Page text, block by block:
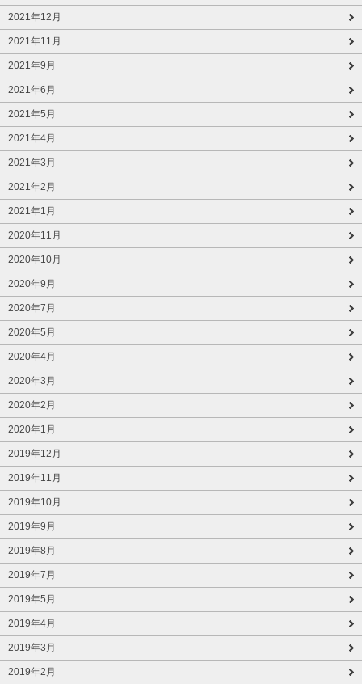
2021年12月
2021年11月
2021年9月
2021年6月
2021年5月
2021年4月
2021年3月
2021年2月
2021年1月
2020年11月
2020年10月
2020年9月
2020年7月
2020年5月
2020年4月
2020年3月
2020年2月
2020年1月
2019年12月
2019年11月
2019年10月
2019年9月
2019年8月
2019年7月
2019年5月
2019年4月
2019年3月
2019年2月